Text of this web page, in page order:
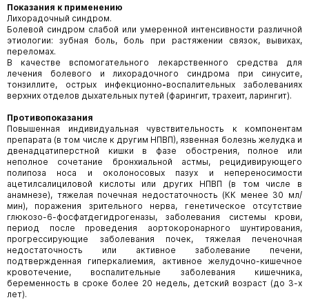
Показания к применению
Лихорадочный синдром.
Болевой синдром слабой или умеренной интенсивности различной
этиологии: зубная боль, боль при растяжении связок, вывихах,
переломах.
В качестве вспомогательного лекарственного средства для
лечения болевого и лихорадочного синдрома при синусите,
тонзиллите, острых инфекционно-воспалительных заболеваниях
верхних отделов дыхательных путей (фарингит, трахеит, ларингит).
Противопоказания
Повышенная индивидуальная чувствительность к компонентам
препарата (в том числе к другим НПВП), язвенная болезнь желудка и
двенадцатиперстной кишки в фазе обострения, полное или
неполное сочетание бронхиальной астмы, рецидивирующего
полипоза носа и околоносовых пазух и непереносимости
ацетилсалициловой кислоты или других НПВП (в том числе в
анамнезе), тяжелая почечная недостаточность (КК менее 30 мл/
мин), поражения зрительного нерва, генетическое отсутствие
глюкозо-6-фосфатдегидрогеназы, заболевания системы крови,
период после проведения аортокоронарного шунтирования,
прогрессирующие заболевания почек, тяжелая печеночная
недостаточность или активное заболевание печени,
подтвержденная гиперкалиемия, активное желудочно-кишечное
кровотечение, воспалительные заболевания кишечника,
беременность в сроке более 20 недель, детский возраст (до 3-х
лет).